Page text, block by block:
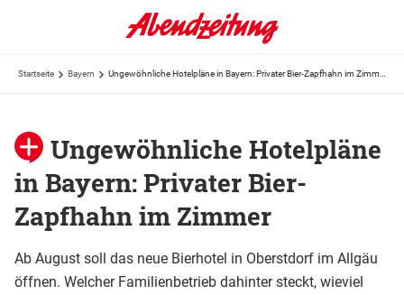
Startseite Bayern
Ungewöhnliche Hotelpläne
in Bayern: Privater Bier-
Zapfhahn im Zimmer
Ab August soll das neue Bierhotel in Oberstdorf im Allgäu
öffnen. Welcher Familienbetrieb dahinter steckt, wieviel